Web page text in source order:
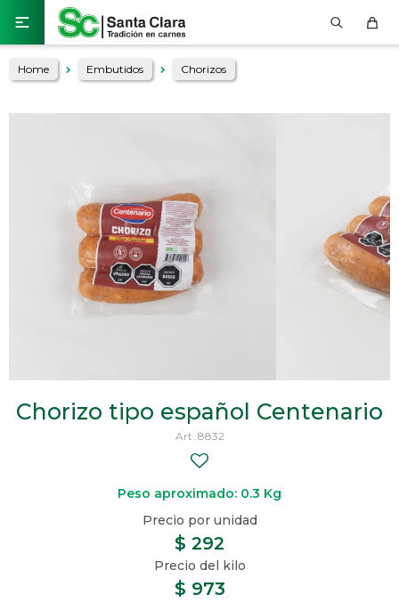

Home Embutidos Chorizos
Chorizo tipo español Centenario
8832
Peso aproximado: 0.3 Kg
$ 973
$ 292